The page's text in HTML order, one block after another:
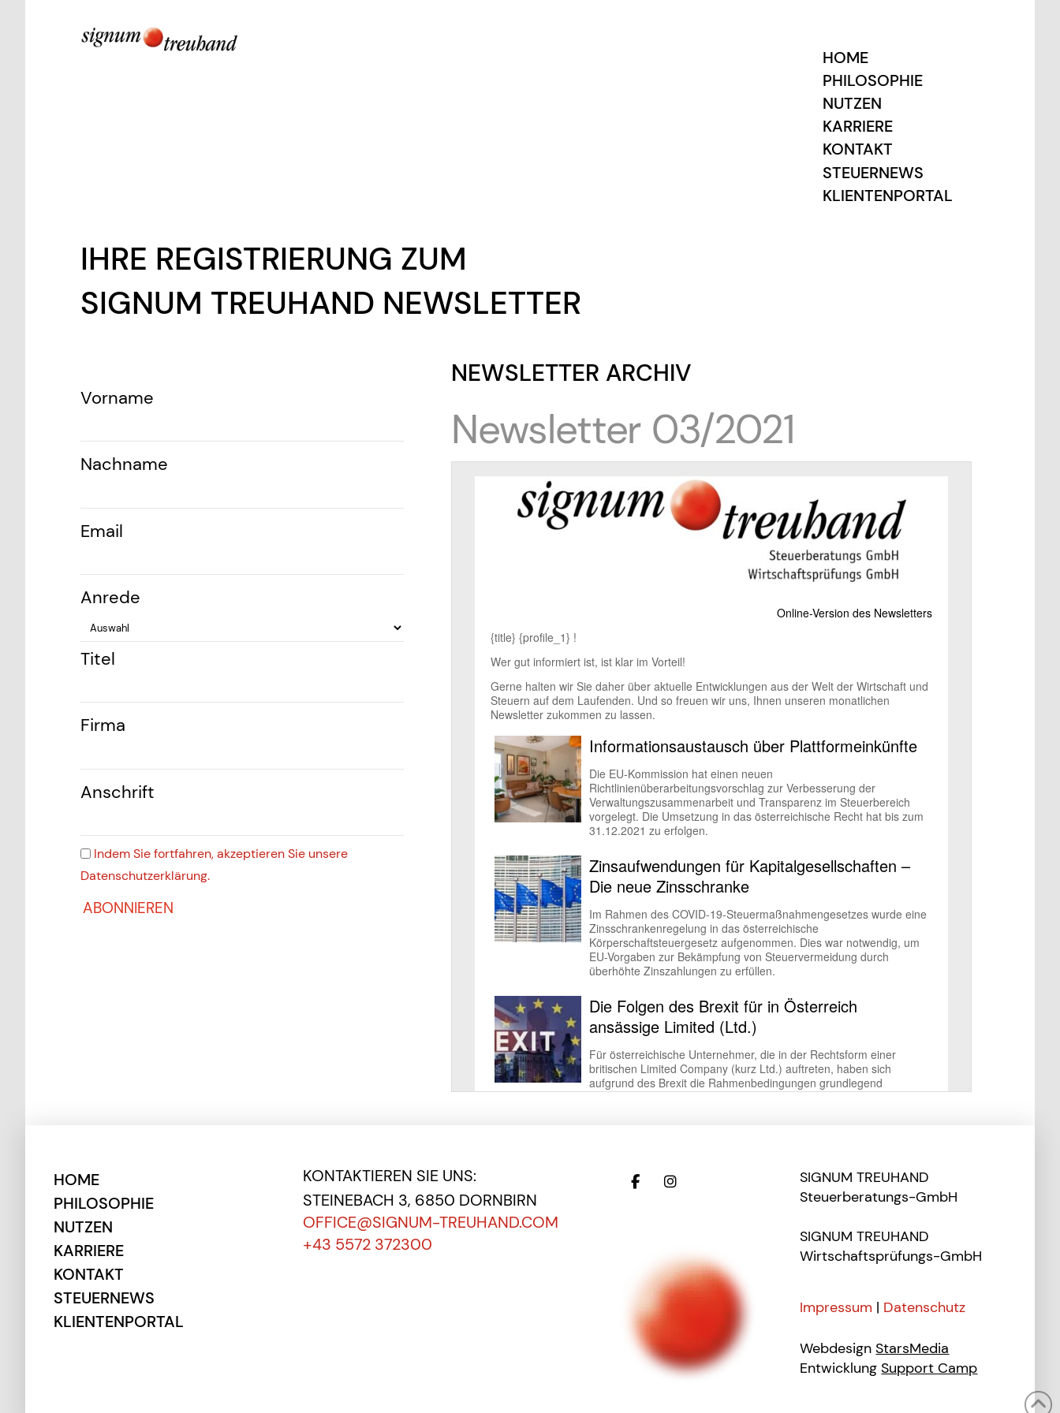
HOME
PHILOSOPHIE
NUTZEN
KARRIERE
KONTAKT
STEUERNEWS
KLIENTENPORTAL
IHRE REGISTRIERUNG ZUM
SIGNUM TREUHAND NEWSLETTER
Vorname
Nachname
Email
Anrede
Titel
Firma
Anschrift
Indem Sie fortfahren, akzeptieren Sie unsere
Datenschutzerklärung.
NEWSLETTER ARCHIV
Newsletter 03/2021
HOME
PHILOSOPHIE
NUTZEN
KARRIERE
KONTAKT
STEUERNEWS
KLIENTENPORTAL
KONTAKTIEREN SIE UNS:
STEINEBACH 3, 6850 DORNBIRN
OFFICE@SIGNUM-TREUHAND.COM
+43 5572 372300
SIGNUM TREUHAND
Steuerberatungs-GmbH
SIGNUM TREUHAND
Wirtschaftsprüfungs-GmbH
Impressum | Datenschutz
WebdesignStarsMedia
EntwicklungSupport Camp